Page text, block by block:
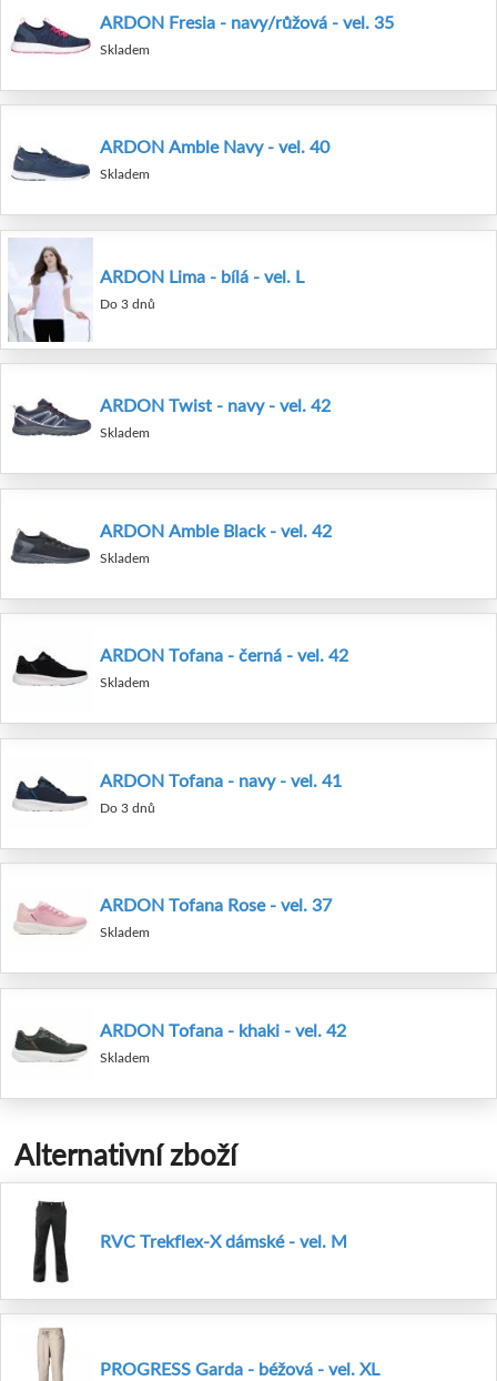
ARDON Fresia - navy/růžová - vel. 35
Skladem
ARDON Amble Navy - vel. 40
Skladem
ARDON Lima - bílá - vel. L
Do 3 dnů
ARDON Twist - navy - vel. 42
Skladem
ARDON Amble Black - vel. 42
Skladem
ARDON Tofana - černá - vel. 42
Skladem
ARDON Tofana - navy - vel. 41
Do 3 dnů
ARDON Tofana Rose - vel. 37
Skladem
ARDON Tofana - khaki - vel. 42
Skladem
Alternativní zboží
RVC Trekflex-X dámské - vel. M
PROGRESS Garda - béžová - vel. XL